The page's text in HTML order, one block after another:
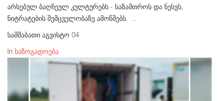
არსებულ ბაღჩეულ კულტურებს - საზამთროს და ნესვს,
ნიტრატების შემცველობაზე ამოწმებს. …
სამშაბათი აგვისტო 04
In საზოგადოება